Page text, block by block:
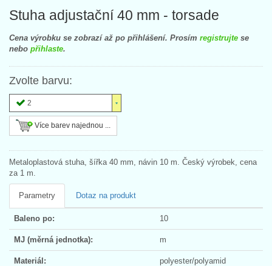
Stuha adjustační 40 mm - torsade
Cena výrobku se zobrazí až po přihlášení. Prosím registrujte se
nebo přihlaste.
Zvolte barvu:
2
Více barev najednou ...
Metaloplastová stuha, šířka 40 mm, návin 10 m. Český výrobek, cena
za 1 m.
Parametry Dotaz na produkt
Baleno po: 10
MJ (měrná jednotka): m
Materiál: polyester/polyamid